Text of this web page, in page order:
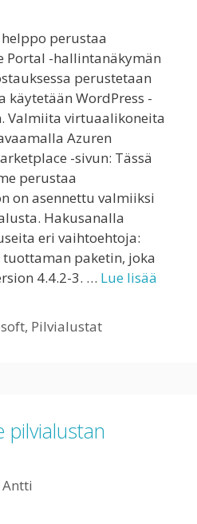
perustaa
Portal -hallintanäkymän
perustetaan
WordPress -
Valmiita virtuaalikoneita
Azuren
-sivun: Tässä
perustaa
on asennettu valmiiksi
Hakusanalla
eri vaihtoehtoja:
paketin, joka
4.4.2-3. … Lue lisää
, Pilvialustat
Antti